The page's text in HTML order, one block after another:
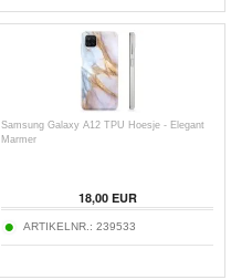
Samsung Galaxy A12 TPU Hoesje - Elegant
Marmer
18,00EUR
ARTIKELNR.: 239533